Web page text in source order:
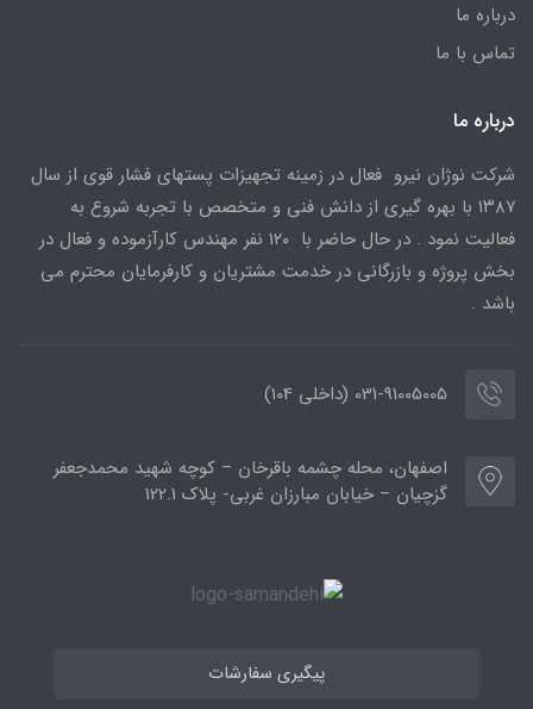
درباره ما
تماس با ما
درباره ما
شرکت نوژان نیرو فعال در زمینه تجهیزات پستهای فشار قوی از سال
۱۳۸۷ با بهره گیری از دانش فنی و متخصص با تجربه شروع به
فعالیت نمود . در حال حاضر با ۱۲۰ نفر مهندس کارآزموده و فعال در
بخش پروژه و بازرگانی در خدمت مشتریان و کارفرمایان محترم می
باشد .
031-91005005 (داخلی 104)
اصفهان، محله چشمه باقرخان – کوچه شهید محمدجعفر
گزچیان – خیابان مبارزان غربی- پلاک 122.1
پیگیری سفارشات